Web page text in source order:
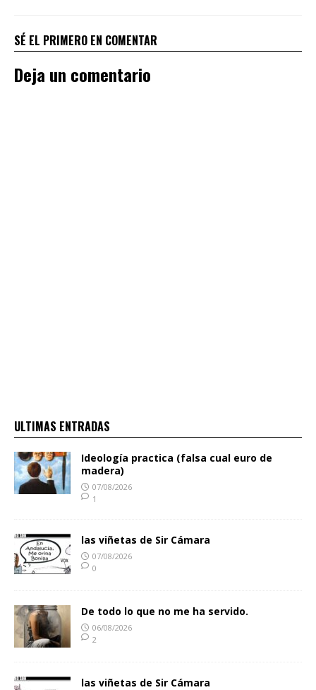
SÉ EL PRIMERO EN COMENTAR
Deja un comentario
ULTIMAS ENTRADAS
Ideología practica (falsa cual euro de
madera)
07/08/2026
1
las viñetas de Sir Cámara
07/08/2026
0
De todo lo que no me ha servido.
06/08/2026
2
las viñetas de Sir Cámara